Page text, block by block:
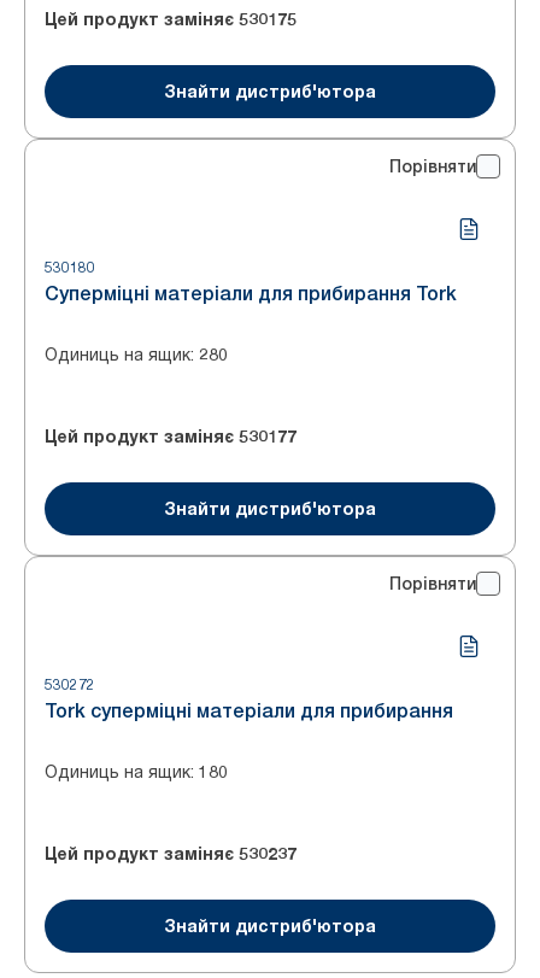
Цей продукт заміняє 530175
Знайти дистриб'ютора
Порівняти
530180
Суперміцні матеріали для прибирання Tork
Одиниць на ящик: 280
Цей продукт заміняє 530177
Знайти дистриб'ютора
Порівняти
530272
Tork суперміцні матеріали для прибирання
Одиниць на ящик: 180
Цей продукт заміняє 530237
Знайти дистриб'ютора